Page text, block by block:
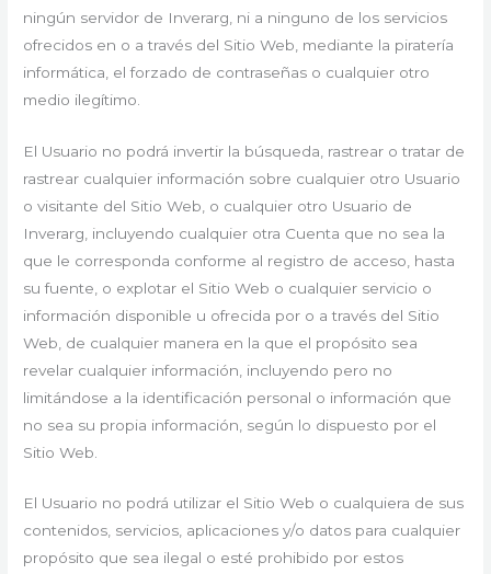
ningún servidor de Inverarg, ni a ninguno de los servicios
ofrecidos en o a través del Sitio Web, mediante la piratería
informática, el forzado de contraseñas o cualquier otro
medio ilegítimo.
El Usuario no podrá invertir la búsqueda, rastrear o tratar de
rastrear cualquier información sobre cualquier otro Usuario
o visitante del Sitio Web, o cualquier otro Usuario de
Inverarg, incluyendo cualquier otra Cuenta que no sea la
que le corresponda conforme al registro de acceso, hasta
su fuente, o explotar el Sitio Web o cualquier servicio o
información disponible u ofrecida por o a través del Sitio
Web, de cualquier manera en la que el propósito sea
revelar cualquier información, incluyendo pero no
limitándose a la identificación personal o información que
no sea su propia información, según lo dispuesto por el
Sitio Web.
El Usuario no podrá utilizar el Sitio Web o cualquiera de sus
contenidos, servicios, aplicaciones y/o datos para cualquier
propósito que sea ilegal o esté prohibido por estos